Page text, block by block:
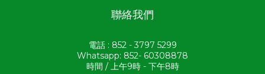
聯絡我們
電話 : 852 - 3797 5299
Whatsapp: 852- 60308878
時間 / 上午9時 - 下午8時